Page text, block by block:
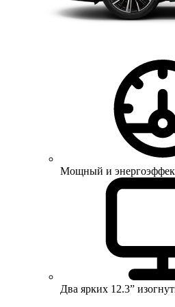
Мощный и
Два ярких 12.3”